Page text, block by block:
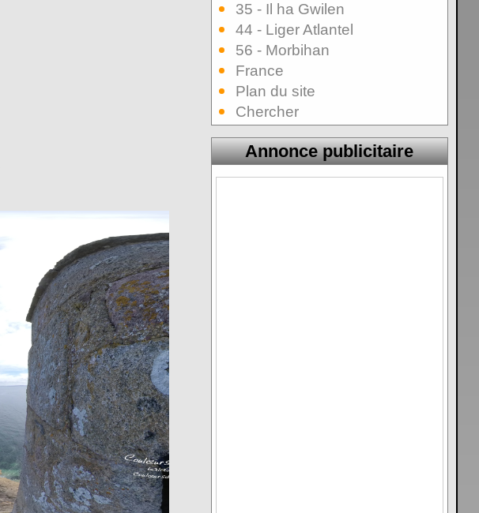
35 - Il ha Gwilen
44 - Liger Atlantel
56 - Morbihan
France
Plan du site
Chercher
Annonce publicitaire